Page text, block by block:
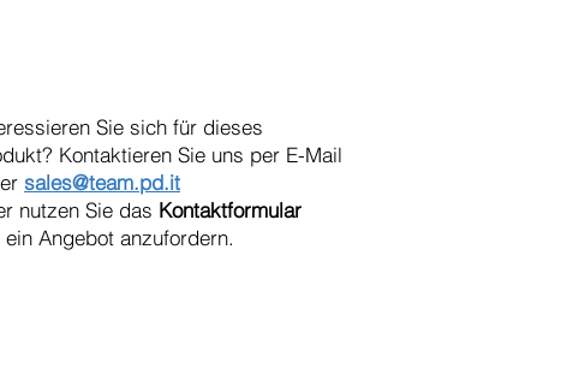
Sie sich für dieses
Kontaktieren Sie uns per E-Mail
sales@team.pd.it
nutzen Sie das Kontaktformular
ein Angebot anzufordern.